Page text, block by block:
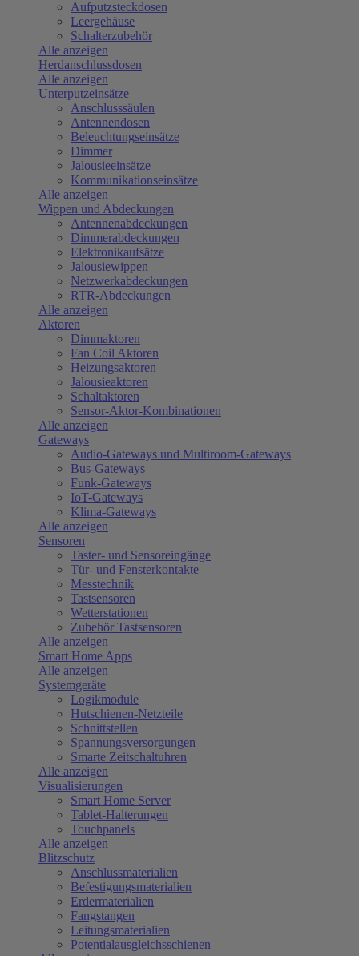
Aufputzsteckdosen
Leergehäuse
Schalterzubehör
Alle anzeigen
Herdanschlussdosen
Alle anzeigen
Unterputzeinsätze
Anschlusssäulen
Antennendosen
Beleuchtungseinsätze
Dimmer
Jalousieeinsätze
Kommunikationseinsätze
Alle anzeigen
Wippen und Abdeckungen
Antennenabdeckungen
Dimmerabdeckungen
Elektronikaufsätze
Jalousiewippen
Netzwerkabdeckungen
RTR-Abdeckungen
Alle anzeigen
Aktoren
Dimmaktoren
Fan Coil Aktoren
Heizungsaktoren
Jalousieaktoren
Schaltaktoren
Sensor-Aktor-Kombinationen
Alle anzeigen
Gateways
Audio-Gateways und Multiroom-Gateways
Bus-Gateways
Funk-Gateways
IoT-Gateways
Klima-Gateways
Alle anzeigen
Sensoren
Taster- und Sensoreingänge
Tür- und Fensterkontakte
Messtechnik
Tastsensoren
Wetterstationen
Zubehör Tastsensoren
Alle anzeigen
Smart Home Apps
Alle anzeigen
Systemgeräte
Logikmodule
Hutschienen-Netzteile
Schnittstellen
Spannungsversorgungen
Smarte Zeitschaltuhren
Alle anzeigen
Visualisierungen
Smart Home Server
Tablet-Halterungen
Touchpanels
Alle anzeigen
Blitzschutz
Anschlussmaterialien
Befestigungsmaterialien
Erdermaterialien
Fangstangen
Leitungsmaterialien
Potentialausgleichsschienen